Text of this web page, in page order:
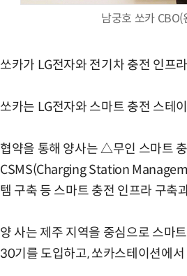
남궁호 쏘카
쏘카가 LG전자와 전기차 충전 인프
쏘카는 LG전자와 스마트 충전 스테
협약을 통해 양사는 △무인 스마트
CSMS(Charging Station
템 구축 등 스마트 충전 인프라 구축
양 사는 제주 지역을 중심으로 스마
30기를 도입하고, 쏘카스테이션에